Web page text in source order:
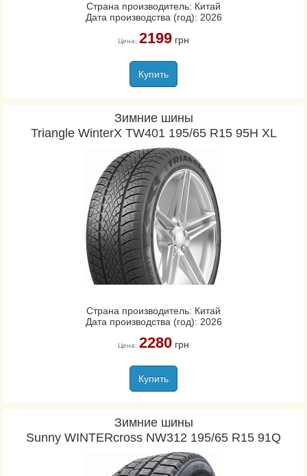
Страна производитель: Китай
Дата производства (год): 2026
Цена: 2199грн
Купить
Зимние шины
Triangle WinterX TW401 195/65 R15 95H XL
Страна производитель: Китай
Дата производства (год): 2026
Цена: 2280грн
Купить
Зимние шины
Sunny WINTERcross NW312 195/65 R15 91Q